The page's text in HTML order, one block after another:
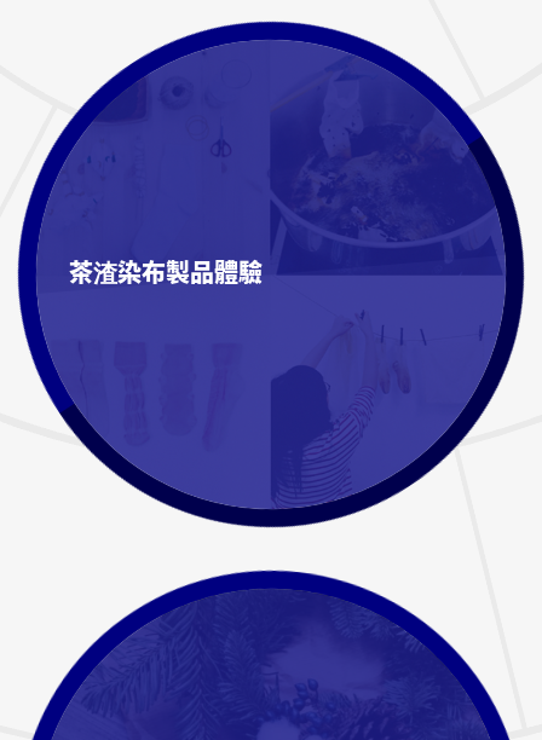
茶渣染布製品體驗